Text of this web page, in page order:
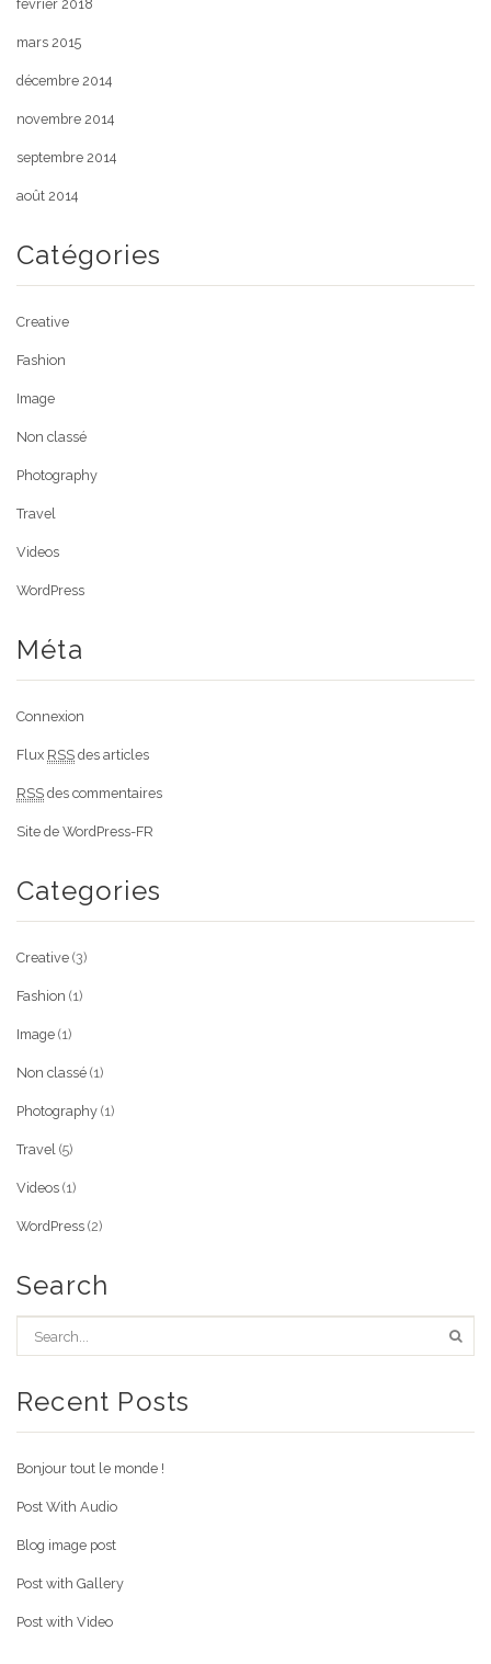
février 2018
mars 2015
décembre 2014
novembre 2014
septembre 2014
août 2014
Catégories
Creative
Fashion
Image
Non classé
Photography
Travel
Videos
WordPress
Méta
Connexion
Flux RSS des articles
RSS des commentaires
Site de WordPress-FR
Categories
Creative (3)
Fashion (1)
Image (1)
Non classé (1)
Photography (1)
Travel (5)
Videos (1)
WordPress (2)
Search
Recent Posts
Bonjour tout le monde !
Post With Audio
Blog image post
Post with Gallery
Post with Video